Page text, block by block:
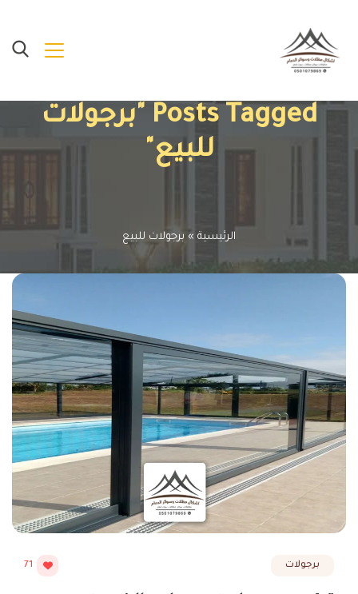
Posts Tagged "برجولات
للبيع"
الرئيسية » برجولات للبيع
برجولات 71